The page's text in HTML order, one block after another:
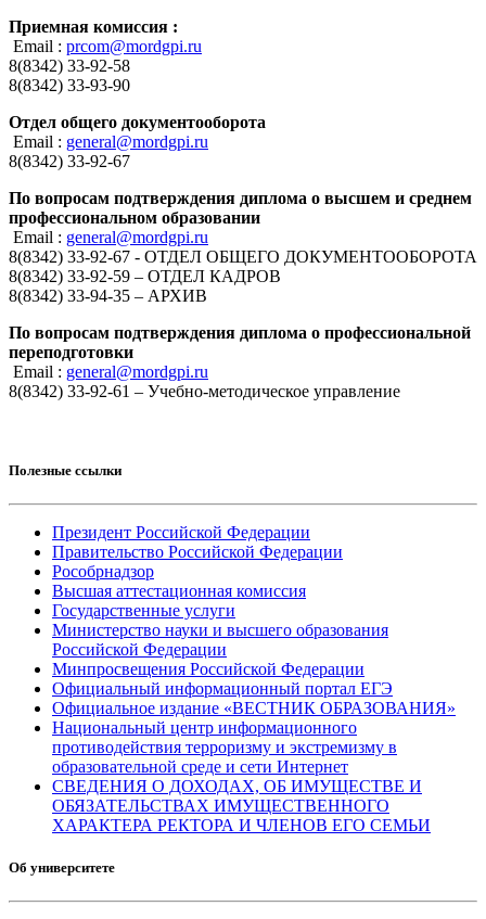
Приемная комиссия :
Email : prcom@mordgpi.ru
8(8342) 33-92-58
8(8342) 33-93-90
Отдел общего документооборота
Email : general@mordgpi.ru
8(8342) 33-92-67
По вопросам подтверждения диплома о высшем и среднем
профессиональном образовании
Email : general@mordgpi.ru
8(8342) 33-92-67 - ОТДЕЛ ОБЩЕГО ДОКУМЕНТООБОРОТА
8(8342) 33-92-59 – ОТДЕЛ КАДРОВ
8(8342) 33-94-35 – АРХИВ
По вопросам подтверждения диплома о профессиональной
переподготовки
Email : general@mordgpi.ru
8(8342) 33-92-61 – Учебно-методическое управление
Полезные ссылки
Президент Российской Федерации
Правительство Российской Федерации
Рособрнадзор
Высшая аттестационная комиссия
Государственные услуги
Министерство науки и высшего образования
Российской Федерации
Минпросвещения Российской Федерации
Официальный информационный портал ЕГЭ
Официальное издание «ВЕСТНИК ОБРАЗОВАНИЯ»
Национальный центр информационного
противодействия терроризму и экстремизму в
образовательной среде и сети Интернет
СВЕДЕНИЯ О ДОХОДАХ, ОБ ИМУЩЕСТВЕ И
ОБЯЗАТЕЛЬСТВАХ ИМУЩЕСТВЕННОГО
ХАРАКТЕРА РЕКТОРА И ЧЛЕНОВ ЕГО СЕМЬИ
Об университете